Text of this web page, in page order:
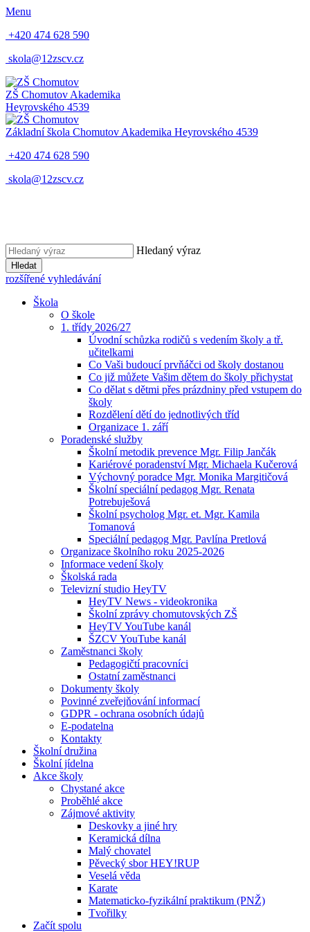
Menu
+420 474 628 590
skola@12zscv.cz
ZŠ Chomutov Akademika
Heyrovského 4539
Základní škola Chomutov Akademika Heyrovského 4539
+420 474 628 590
skola@12zscv.cz
Hledaný výraz
Hledat
rozšířené vyhledávání
Škola
O škole
1. třídy 2026/27
Úvodní schůzka rodičů s vedením školy a tř.
učitelkami
Co Vaši budoucí prvňáčci od školy dostanou
Co již můžete Vašim dětem do školy přichystat
Co dělat s dětmi přes prázdniny před vstupem do
školy
Rozdělení dětí do jednotlivých tříd
Organizace 1. září
Poradenské služby
Školní metodik prevence Mgr. Filip Jančák
Kariérové poradenství Mgr. Michaela Kučerová
Výchovný poradce Mgr. Monika Margitičová
Školní speciální pedagog Mgr. Renata
Potrebuješová
Školní psycholog Mgr. et. Mgr. Kamila
Tomanová
Speciální pedagog Mgr. Pavlína Pretlová
Organizace školního roku 2025-2026
Informace vedení školy
Školská rada
Televizní studio HeyTV
HeyTV News - videokronika
Školní zprávy chomutovských ZŠ
HeyTV YouTube kanál
ŠZCV YouTube kanál
Zaměstnanci školy
Pedagogičtí pracovníci
Ostatní zaměstnanci
Dokumenty školy
Povinné zveřejňování informací
GDPR - ochrana osobních údajů
E-podatelna
Kontakty
Školní družina
Školní jídelna
Akce školy
Chystané akce
Proběhlé akce
Zájmové aktivity
Deskovky a jiné hry
Keramická dílna
Malý chovatel
Pěvecký sbor HEY!RUP
Veselá věda
Karate
Matematicko-fyzikální praktikum (PNŽ)
Tvořilky
Začít spolu